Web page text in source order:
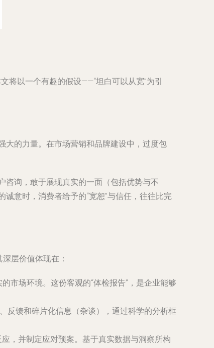
将以一个有趣的假设——“坦白可以从宽”为引
大的力量。在市场营销和品牌建设中，过度包
咨询，敢于展现真实的一面（包括优势与不
意时，消费者给予的“宽恕”与信任，往往比完
层价值体现在：
市场环境。这份客观的“体检报告”，是企业能够
反馈和碎片化信息（杂谈），通过科学的分析框
，并制定应对预案。基于真实数据与洞察所构